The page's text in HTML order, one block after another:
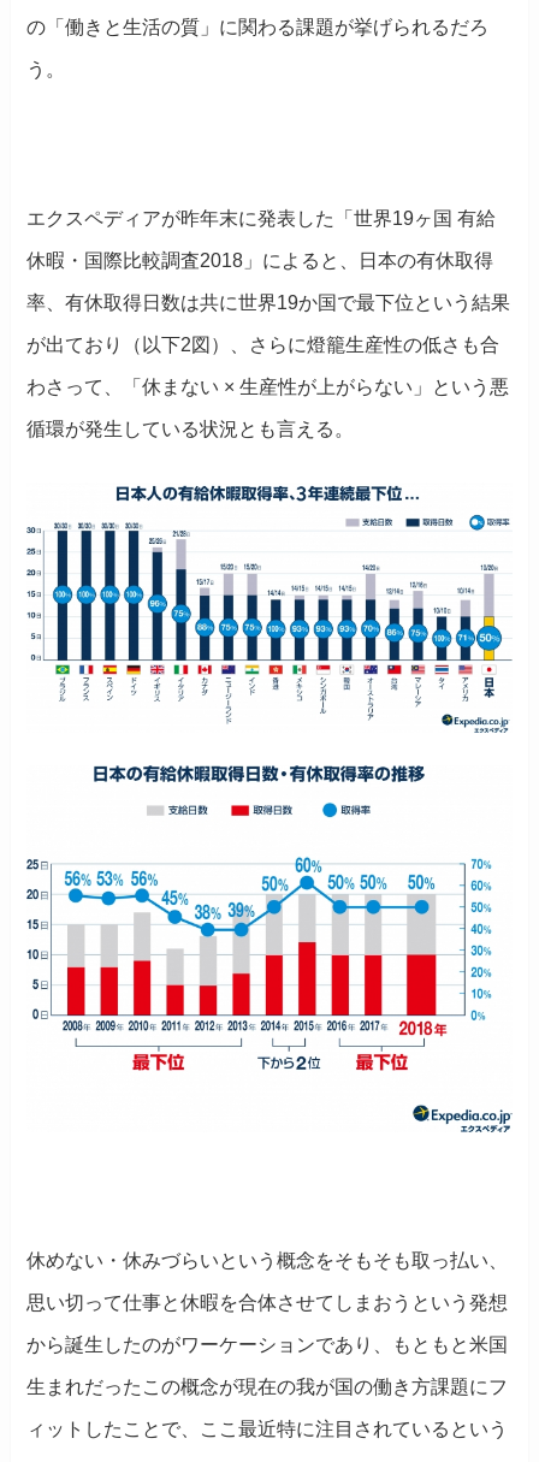
の「働きと生活の質」に関わる課題が挙げられるだろ
う。
エクスペディアが昨年末に発表した「世界19ヶ国 有給
休暇・国際比較調査2018」によると、日本の有休取得
率、有休取得日数は共に世界19か国で最下位という結果
が出ており（以下2図）、さらに燈籠生産性の低さも合
わさって、「休まない × 生産性が上がらない」という悪
循環が発生している状況とも言える。
休めない・休みづらいという概念をそもそも取っ払い、
思い切って仕事と休暇を合体させてしまおうという発想
から誕生したのがワーケーションであり、もともと米国
生まれだったこの概念が現在の我が国の働き方課題にフ
ィットしたことで、ここ最近特に注目されているという